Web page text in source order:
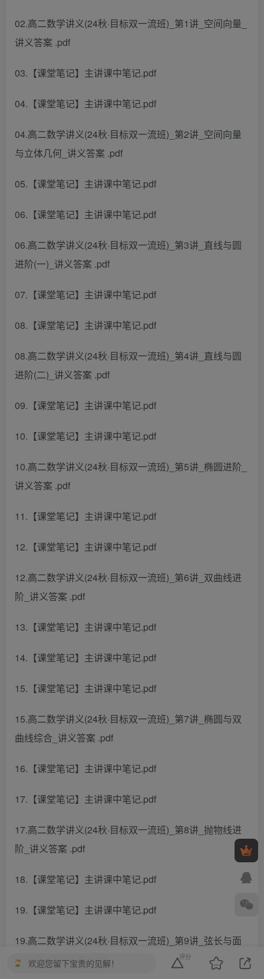
02.高二数学讲义(24秋·目标双一流班)_第1讲_空间向量_
讲义答案 .pdf
03.【课堂笔记】主讲课中笔记.pdf
04.【课堂笔记】主讲课中笔记.pdf
04.高二数学讲义(24秋·目标双一流班)_第2讲_空间向量
与立体几何_讲义答案 .pdf
05.【课堂笔记】主讲课中笔记.pdf
06.【课堂笔记】主讲课中笔记.pdf
06.高二数学讲义(24秋·目标双一流班)_第3讲_直线与圆
进阶(一)_讲义答案 .pdf
07.【课堂笔记】主讲课中笔记.pdf
08.【课堂笔记】主讲课中笔记.pdf
08.高二数学讲义(24秋·目标双一流班)_第4讲_直线与圆
进阶(二)_讲义答案 .pdf
09.【课堂笔记】主讲课中笔记.pdf
10.【课堂笔记】主讲课中笔记.pdf
10.高二数学讲义(24秋·目标双一流班)_第5讲_椭圆进阶_
讲义答案 .pdf
11.【课堂笔记】主讲课中笔记.pdf
12.【课堂笔记】主讲课中笔记.pdf
12.高二数学讲义(24秋·目标双一流班)_第6讲_双曲线进
阶_讲义答案 .pdf
13.【课堂笔记】主讲课中笔记.pdf
14.【课堂笔记】主讲课中笔记.pdf
15.【课堂笔记】主讲课中笔记.pdf
15.高二数学讲义(24秋·目标双一流班)_第7讲_椭圆与双
曲线综合_讲义答案 .pdf
16.【课堂笔记】主讲课中笔记.pdf
17.【课堂笔记】主讲课中笔记.pdf
17.高二数学讲义(24秋·目标双一流班)_第8讲_抛物线进
阶_讲义答案 .pdf
18.【课堂笔记】主讲课中笔记.pdf
19.【课堂笔记】主讲课中笔记.pdf
19.高二数学讲义(24秋·目标双一流班)_第9讲_弦长与面
积进阶_讲义答案 .pdf
欢迎您留下宝贵的见解！
评分